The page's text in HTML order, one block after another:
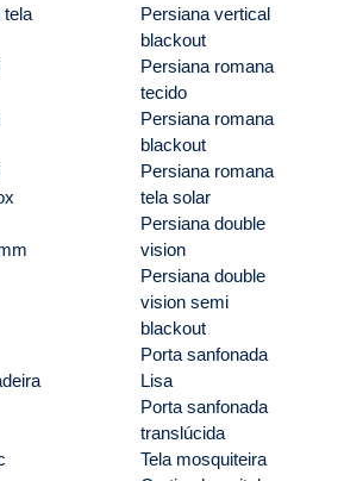
tela
Persiana vertical
blackout
Persiana romana
tecido
Persiana romana
blackout
Persiana romana
tela solar
Persiana double
vision
Persiana double
vision semi
blackout
Porta sanfonada
Lisa
Porta sanfonada
translúcida
Tela mosquiteira